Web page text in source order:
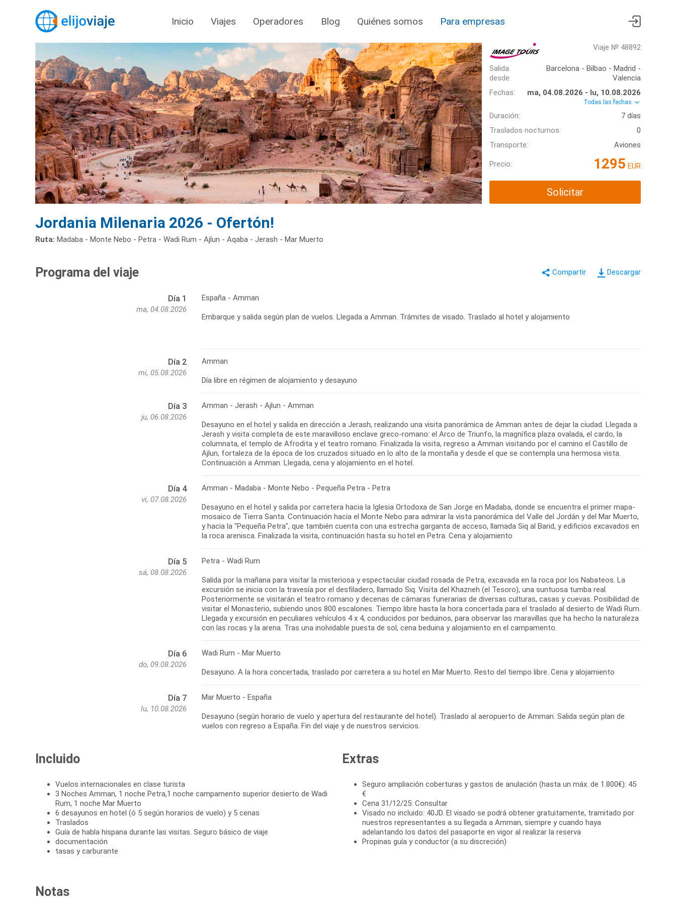
Inicio Viajes Operadores Blog Quiénes somos Para empresas
Viaje № 48892
Salida
desde:
Barcelona - Bilbao - Madrid -
Valencia
Fechas:
ma, 04.08.2026 - lu, 10.08.2026
Todas las fechas
Duración:
7 días
Traslados nocturnos:
0
Transporte:
Aviones
Precio: 1295 EUR
Solicitar
Jordania Milenaria 2026 - Ofertón!
Ruta: Madaba - Monte Nebo - Petra - Wadi Rum - Ajlun - Aqaba - Jerash - Mar Muerto
Descargar
Programa del viaje
Día 1
ma, 04.08.2026
España - Amman
Embarque y salida según plan de vuelos. Llegada a Amman. Trámites de visado. Traslado al hotel y alojamiento
Día 2
mi, 05.08.2026
Amman
Día libre en régimen de alojamiento y desayuno
Día 3
ju, 06.08.2026
Amman - Jerash - Ajlun - Amman
Desayuno en el hotel y salida en dirección a Jerash, realizando una visita panorámica de Amman antes de dejar la ciudad. Llegada a
Jerash y visita completa de este maravilloso enclave greco-romano: el Arco de Triunfo, la magnífica plaza ovalada, el cardo, la
columnata, el templo de Afrodita y el teatro romano. Finalizada la visita, regreso a Amman visitando por el camino el Castillo de
Ajlun, fortaleza de la época de los cruzados situado en lo alto de la montaña y desde el que se contempla una hermosa vista.
Continuación a Amman. Llegada, cena y alojamiento en el hotel.
Día 4
vi, 07.08.2026
Amman - Madaba - Monte Nebo - Pequeña Petra - Petra
Desayuno en el hotel y salida por carretera hacia la Iglesia Ortodoxa de San Jorge en Madaba, donde se encuentra el primer mapa-
mosaico de Tierra Santa. Continuación hacia el Monte Nebo para admirar la vista panorámica del Valle del Jordán y del Mar Muerto,
y hacia la "Pequeña Petra", que también cuenta con una estrecha garganta de acceso, llamada Siq al Barid, y edificios excavados en
la roca arenisca. Finalizada la visita, continuación hasta su hotel en Petra. Cena y alojamiento
Día 5
sá, 08.08.2026
Petra - Wadi Rum
Salida por la mañana para visitar la misteriosa y espectacular ciudad rosada de Petra, excavada en la roca por los Nabateos. La
excursión se inicia con la travesía por el desfiladero, llamado Siq. Visita del Khazneh (el Tesoro), una suntuosa tumba real.
Posteriormente se visitarán el teatro romano y decenas de cámaras funerarias de diversas culturas, casas y cuevas. Posibilidad de
visitar el Monasterio, subiendo unos 800 escalones. Tiempo libre hasta la hora concertada para el traslado al desierto de Wadi Rum.
Llegada y excursión en peculiares vehículos 4 x 4, conducidos por beduinos, para observar las maravillas que ha hecho la naturaleza
con las rocas y la arena. Tras una inolvidable puesta de sol, cena beduina y alojamiento en el campamento.
Día 6
do, 09.08.2026
Wadi Rum - Mar Muerto
Desayuno. A la hora concertada, traslado por carretera a su hotel en Mar Muerto. Resto del tiempo libre. Cena y alojamiento
Día 7
lu, 10.08.2026
Mar Muerto - España
Desayuno (según horario de vuelo y apertura del restaurante del hotel). Traslado al aeropuerto de Amman. Salida según plan de
vuelos con regreso a España. Fin del viaje y de nuestros servicios.
Incluido
Vuelos internacionales en clase turista
3 Noches Amman, 1 noche Petra,1 noche campamento superior desierto de Wadi
Rum, 1 noche Mar Muerto
6 desayunos en hotel (ó 5 según horarios de vuelo) y 5 cenas
Traslados
Guía de habla hispana durante las visitas. Seguro básico de viaje
documentación
tasas y carburante
Extras
Seguro ampliación coberturas y gastos de anulación (hasta un máx. de 1.800€): 45
€
Cena 31/12/25: Consultar
Visado no incluido: 40JD. El visado se podrá obtener gratuitamente, tramitado por
nuestros representantes a su llegada a Amman, siempre y cuando haya
adelantando los datos del pasaporte en vigor al realizar la reserva
Propinas guía y conductor (a su discreción)
Notas